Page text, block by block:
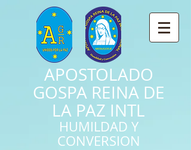
APOSTOLADO
GOSPA REINA DE
LA PAZ INTL
HUMILDAD Y
CONVERSION